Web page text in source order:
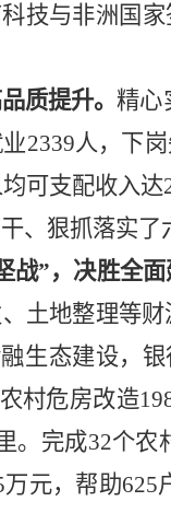
技与非洲国
质提升。精心
2339人，下
可支配收入达
、狠抓落实了
战”，决胜全
土地整理等
生态建设，
村危房改造
。完成32个农
万元，帮助625